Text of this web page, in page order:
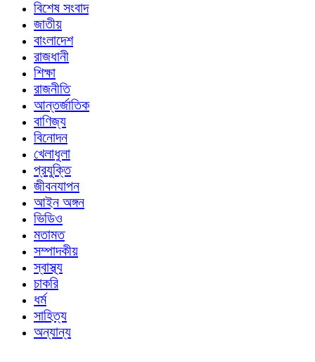
বিশেষ সংবাদ
জাতীয়
বাংলাদেশ
রাজধানী
শিক্ষা
রাজনীতি
আন্তর্জাতিক
বাণিজ্য
বিনোদন
খেলাধুলা
প্রযুক্তি
জীবনযাপন
আইন অঙ্গন
ভিডিও
মতামত
সম্পাদকীয়
স্বাস্থ্য
চাকরি
ধর্ম
সাহিত্য
অন্যান্য